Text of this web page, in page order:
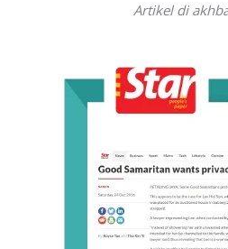
Artikel di